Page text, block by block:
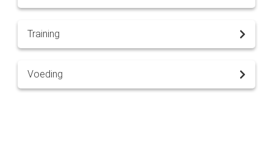
Training
Voeding